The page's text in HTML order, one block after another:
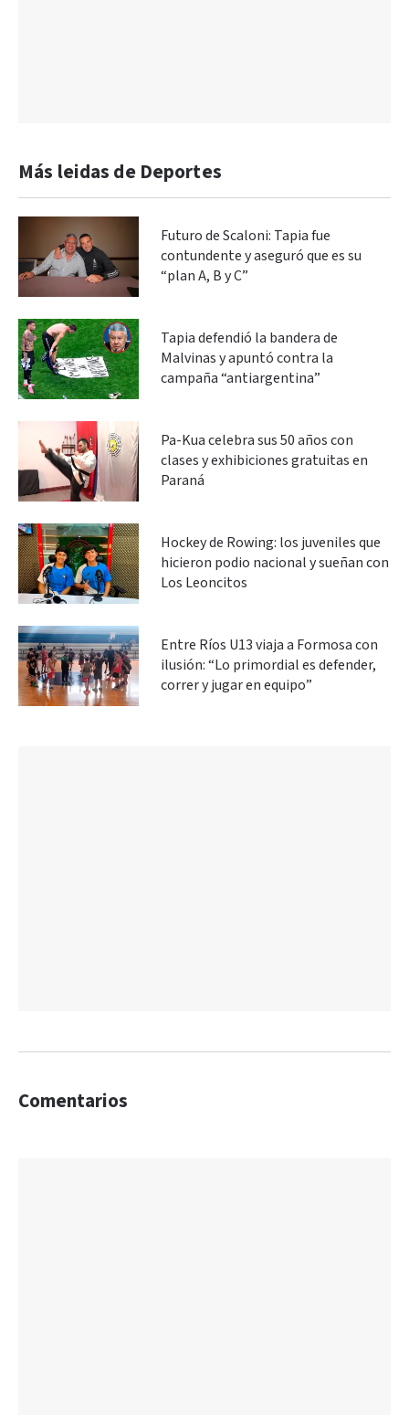
Más leidas de Deportes
Futuro de Scaloni: Tapia fue
contundente y aseguró que es su
“plan A, B y C”
Tapia defendió la bandera de
Malvinas y apuntó contra la
campaña “antiargentina”
Pa-Kua celebra sus 50 años con
clases y exhibiciones gratuitas en
Paraná
Hockey de Rowing: los juveniles que
hicieron podio nacional y sueñan con
Los Leoncitos
Entre Ríos U13 viaja a Formosa con
ilusión: “Lo primordial es defender,
correr y jugar en equipo”
Comentarios